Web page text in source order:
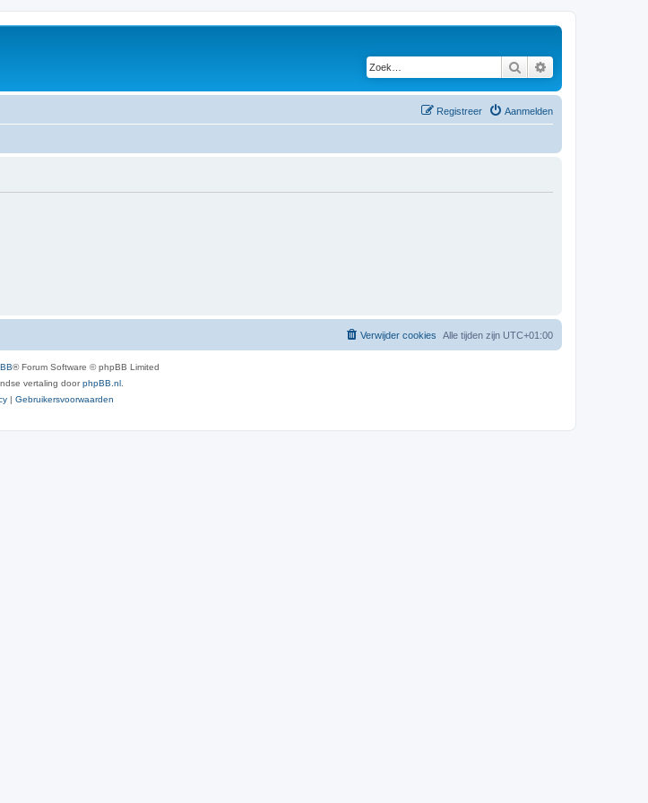
Zoek
Aanmelden
Registreer
Alle tijden zijn UTC+01:00
Verwijder cookies
® Forum Software © phpBB Limited
vertaling doorphpBB.nl
| Gebruikersvoorwaarden